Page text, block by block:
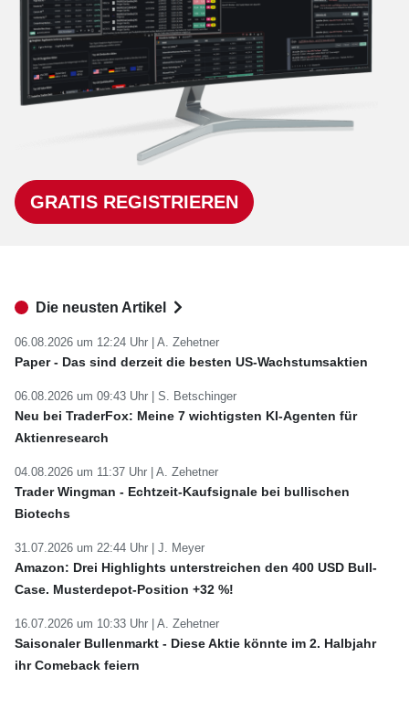
GRATIS REGISTRIEREN
Die neusten Artikel
06.08.2026 um 12:24 Uhr | A. Zehetner
Paper - Das sind derzeit die besten US-Wachstumsaktien
06.08.2026 um 09:43 Uhr | S. Betschinger
Neu bei TraderFox: Meine 7 wichtigsten KI-Agenten für
Aktienresearch
04.08.2026 um 11:37 Uhr | A. Zehetner
Trader Wingman - Echtzeit-Kaufsignale bei bullischen
Biotechs
31.07.2026 um 22:44 Uhr | J. Meyer
Amazon: Drei Highlights unterstreichen den 400 USD Bull-
Case. Musterdepot-Position +32 %!
16.07.2026 um 10:33 Uhr | A. Zehetner
Saisonaler Bullenmarkt - Diese Aktie könnte im 2. Halbjahr
ihr Comeback feiern